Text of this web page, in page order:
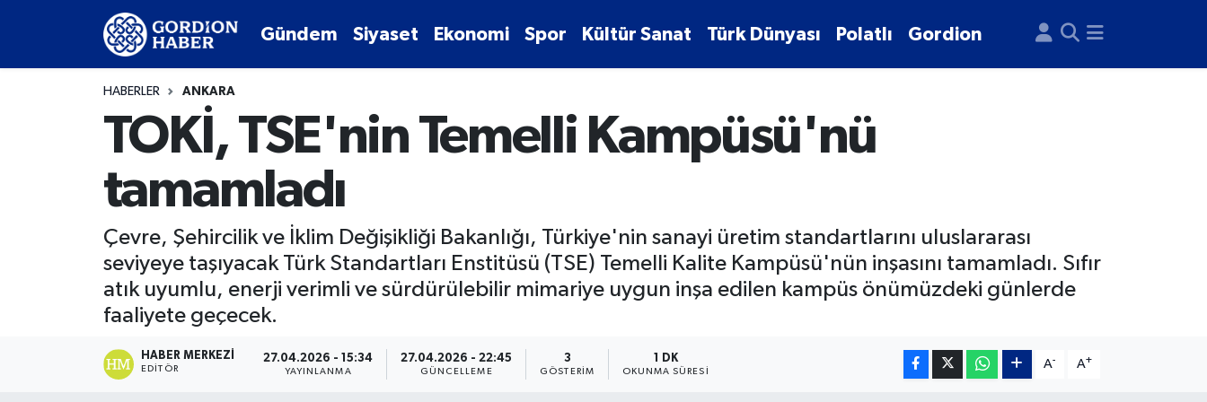
Gündem Siyaset Ekonomi Spor Kültür Sanat Türk Dünyası Polatlı Gordion
HABERLER ANKARA
TOKİ, TSE'nin Temelli Kampüsü'nü
tamamladı
Çevre, Şehircilik ve İklim Değişikliği Bakanlığı, Türkiye'nin sanayi üretim standartlarını uluslararası
seviyeye taşıyacak Türk Standartları Enstitüsü (TSE) Temelli Kalite Kampüsü'nün inşasını tamamladı. Sıfır
atık uyumlu, enerji verimli ve sürdürülebilir mimariye uygun inşa edilen kampüs önümüzdeki günlerde
faaliyete geçecek.
HABER MERKEZI
EDITÖR
27.04.2026 - 15:34
YAYINLANMA
27.04.2026 - 22:45
GÜNCELLEME
3
GÖSTERIM
1 DK
OKUNMA SÜRESI
A- A+
Sosyal Medya Hesaplarımız
Gündem
Ekonomi
Kültür Sanat
Ankara Nöbetçi Eczaneler
Ankara Hava Durumu
Ankara Trafik Yoğunluk Haritası
Süper Lig Puan Durumu ve Fikstür
Tüm Manşetler
Son Dakika Haberleri